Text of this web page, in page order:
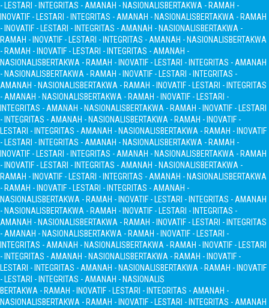
- LESTARI - INTEGRITAS - AMANAH - NASIONALISBERTAKWA - RAMAH -
INOVATIF - LESTARI - INTEGRITAS - AMANAH - NASIONALISBERTAKWA - RAMAH
- INOVATIF - LESTARI - INTEGRITAS - AMANAH - NASIONALISBERTAKWA -
RAMAH - INOVATIF - LESTARI - INTEGRITAS - AMANAH - NASIONALISBERTAKWA
- RAMAH - INOVATIF - LESTARI - INTEGRITAS - AMANAH -
NASIONALISBERTAKWA - RAMAH - INOVATIF - LESTARI - INTEGRITAS - AMANAH
- NASIONALISBERTAKWA - RAMAH - INOVATIF - LESTARI - INTEGRITAS -
AMANAH - NASIONALISBERTAKWA - RAMAH - INOVATIF - LESTARI - INTEGRITAS
- AMANAH - NASIONALISBERTAKWA - RAMAH - INOVATIF - LESTARI -
INTEGRITAS - AMANAH - NASIONALISBERTAKWA - RAMAH - INOVATIF - LESTARI
- INTEGRITAS - AMANAH - NASIONALISBERTAKWA - RAMAH - INOVATIF -
LESTARI - INTEGRITAS - AMANAH - NASIONALISBERTAKWA - RAMAH - INOVATIF
- LESTARI - INTEGRITAS - AMANAH - NASIONALISBERTAKWA - RAMAH -
INOVATIF - LESTARI - INTEGRITAS - AMANAH - NASIONALISBERTAKWA - RAMAH
- INOVATIF - LESTARI - INTEGRITAS - AMANAH - NASIONALISBERTAKWA -
RAMAH - INOVATIF - LESTARI - INTEGRITAS - AMANAH - NASIONALISBERTAKWA
- RAMAH - INOVATIF - LESTARI - INTEGRITAS - AMANAH -
NASIONALISBERTAKWA - RAMAH - INOVATIF - LESTARI - INTEGRITAS - AMANAH
- NASIONALISBERTAKWA - RAMAH - INOVATIF - LESTARI - INTEGRITAS -
AMANAH - NASIONALISBERTAKWA - RAMAH - INOVATIF - LESTARI - INTEGRITAS
- AMANAH - NASIONALISBERTAKWA - RAMAH - INOVATIF - LESTARI -
INTEGRITAS - AMANAH - NASIONALISBERTAKWA - RAMAH - INOVATIF - LESTARI
- INTEGRITAS - AMANAH - NASIONALISBERTAKWA - RAMAH - INOVATIF -
LESTARI - INTEGRITAS - AMANAH - NASIONALISBERTAKWA - RAMAH - INOVATIF
- LESTARI - INTEGRITAS - AMANAH - NASIONALIS
BERTAKWA - RAMAH - INOVATIF - LESTARI - INTEGRITAS - AMANAH -
NASIONALISBERTAKWA - RAMAH - INOVATIF - LESTARI - INTEGRITAS - AMANAH